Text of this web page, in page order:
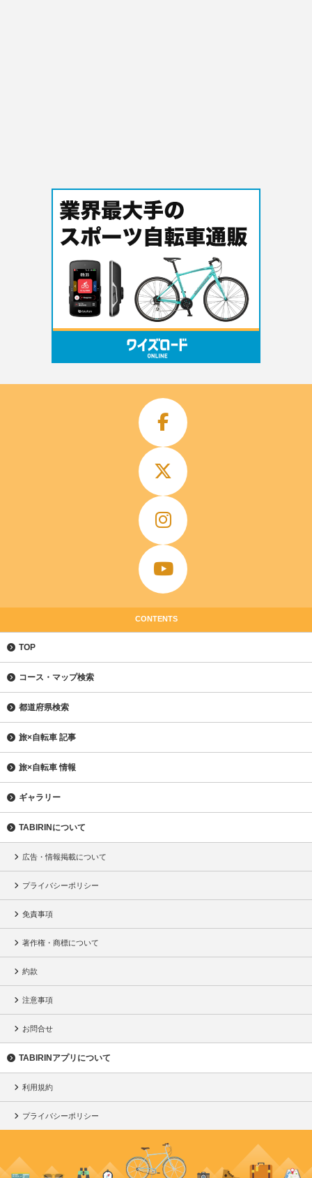
CONTENTS
TOP
コース・マップ検索
都道府県検索
旅×自転車 記事
旅×自転車 情報
ギャラリー
TABIRINについて
広告・情報掲載について
プライバシーポリシー
免責事項
著作権・商標について
約款
注意事項
お問合せ
TABIRINアプリについて
利用規約
プライバシーポリシー